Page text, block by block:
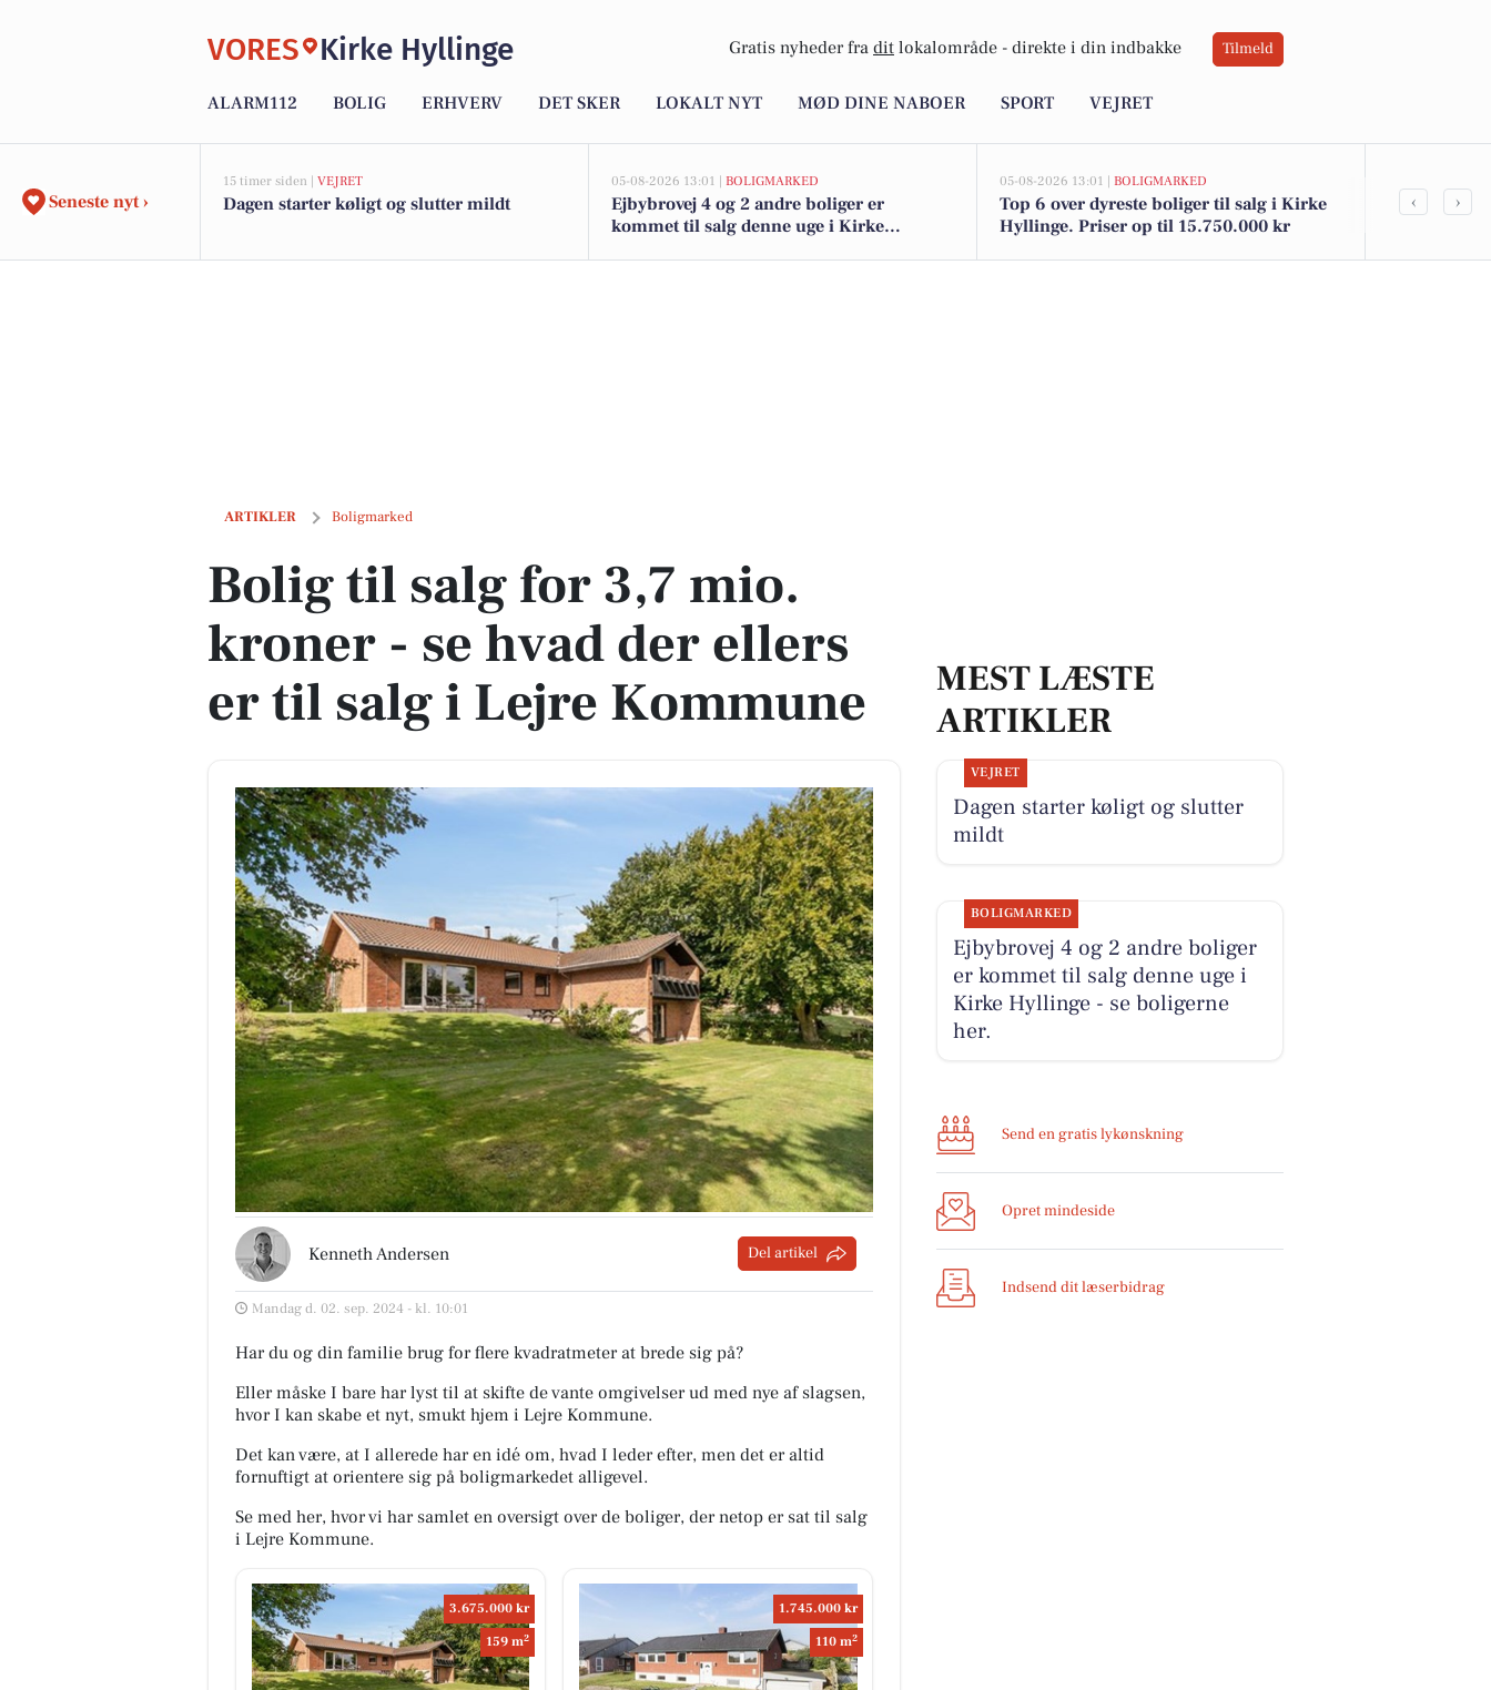
VORES Kirke Hyllinge Gratis nyheder fra dit lokalområde - direkte i din indbakke Tilmeld
ALARM112 BOLIG ERHVERV DET SKER LOKALT NYT MØD DINE NABOER SPORT VEJRET
Seneste nyt ›
15 timer siden | VEJRET
Dagen starter køligt og slutter mildt
05-08-2026 13:01 | BOLIGMARKED
Ejbybrovej 4 og 2 andre boliger er
kommet til salg denne uge i Kirke
05-08-2026 13:01 | BOLIGMARKED
Top 6 over dyreste boliger til salg i Kirke
Hyllinge. Priser op til 15.750.000 kr
Oplevelser
‹ ›
ARTIKLER Boligmarked
Bolig til salg for 3,7 mio. kroner - se hvad der ellers er til salg i Lejre Kommune
Bolig til salg for 3,7 mio.
kroner - se hvad der ellers
er til salg i Lejre Kommune
Kenneth Andersen Del artikel
Mandag d. 02. sep. 2024 - kl. 10:01
Har du og din familie brug for flere kvadratmeter at brede sig på?
Eller måske I bare har lyst til at skifte de vante omgivelser ud med nye af slagsen,
hvor I kan skabe et nyt, smukt hjem i Lejre Kommune.
Det kan være, at I allerede har en idé om, hvad I leder efter, men det er altid
fornuftigt at orientere sig på boligmarkedet alligevel.
Se med her, hvor vi har samlet en oversigt over de boliger, der netop er sat til salg
i Lejre Kommune.
3.675.000 kr
159 m2
1.745.000 kr
110 m2
MEST LÆSTE
ARTIKLER
VEJRET
Dagen starter køligt og slutter
mildt
BOLIGMARKED
Ejbybrovej 4 og 2 andre boliger
er kommet til salg denne uge i
Kirke Hyllinge - se boligerne
her.
Send en gratis lykønskning
Opret mindeside
Indsend dit læserbidrag